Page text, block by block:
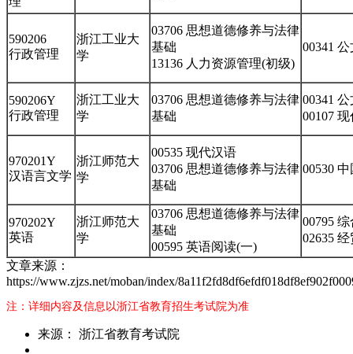
590206
行政管理
浙江工业大
学
03706 思想道德修养与法律
基础
13136 人力资源管理(初级)
00341
590206Y
行政管理
浙江工业大
学
03706 思想道德修养与法律
基础
00341
00107
970201Y
汉语言文学
浙江师范大
学
00535 现代汉语
03706 思想道德修养与法律
基础
00530
970202Y
英语
浙江师范大
学
03706 思想道德修养与法律
基础
00595 英语阅读(一)
00795
02635
文章来源：
https://www.zjzs.net/moban/index/
注：详细内容及信息以浙江省教育招生考试院为准
来源： 浙江省教育考试院